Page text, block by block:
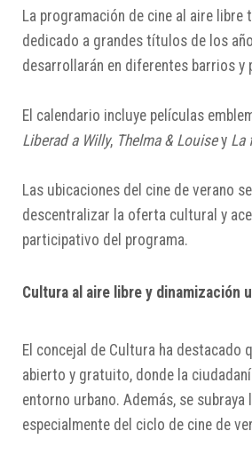
La programación de cine al aire
dedicado a grandes títulos de los
desarrollarán en diferentes barrios y
El calendario incluye películas
Liberad a Willy, Thelma & Louisey La
Las ubicaciones del cine de verano
descentralizar la oferta cultural y
participativo del programa.
Cultura al aire libre y dinamización
El concejal de Cultura ha
abierto y gratuito, donde la
entorno urbano. Además, se
especialmente del ciclo de cine de